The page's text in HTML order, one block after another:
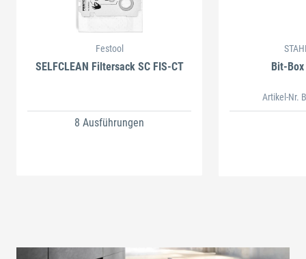
Festool
SELFCLEAN Filtersack SC FIS-CT
8 Ausführungen
Bit-
Artikel-Nr.